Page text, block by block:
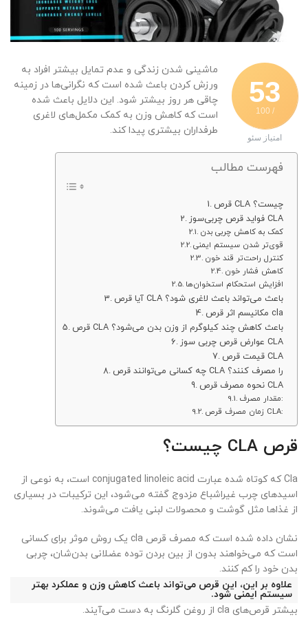
53
/ 100
امتیاز سئو
ماشینی شدن زندگی و عدم تمایل بیشتر افراد به
ورزش کردن باعث شده است که نگرانی‌ها در زمینه
چاقی هر روز بیشتر شود. این دلایل باعث شده
است که کاهش وزن به کمک مکمل‌های لاغری
طرفداران بیشتری پیدا کند.
فهرست مطالب
قرص CLA چیست؟
فواید قرص چربی‌سوز CLA
کمک به کاهش چربی بدن
قوی‌تر شدن سیستم ایمنی
کنترل راحت‌تر قند خون
کاهش فشار خون
افزایش استحکام استخوان‌ها
آیا قرص CLA باعث می‌تواند باعث لاغری شود؟
مکانیسم اثر قرص cla
قرص CLA باعث کاهش چند کیلوگرم از وزن بدن می‌شود؟
عوارض قرص چربی سوز CLA
قیمت قرص CLA
چه کسانی می‌توانند قرص CLA را مصرف کنند؟
نحوه مصرف قرص CLA
مقدار مصرف:
زمان مصرف قرص CLA:
قرص CLA چیست؟
Cla که کوتاه شده عبارت conjugated linoleic acid است، به نوعی از
اسیدهای چرب غیراشباع مزدوج گفته می‌شود، این ترکیبات در بسیاری
از غذاها مثل گوشت و محصولات لبنی یافت می‌شوند.
نشان داده شده است که مصرف قرص cla یک روش موثر برای کسانی
است که می‌خواهند بدون از بین بردن توده عضلانی بدن‌شان، چربی
بدن خود را کم کنند.
علاوه بر این، این قرص می‌تواند باعث کاهش وزن و عملکرد بهتر
سیستم ایمنی شود.
بیشتر قرص‌های cla از روغن گلرنگ به دست می‌آیند.